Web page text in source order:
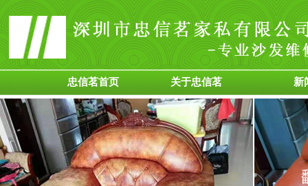
忠信茗首页 关于忠信茗 新